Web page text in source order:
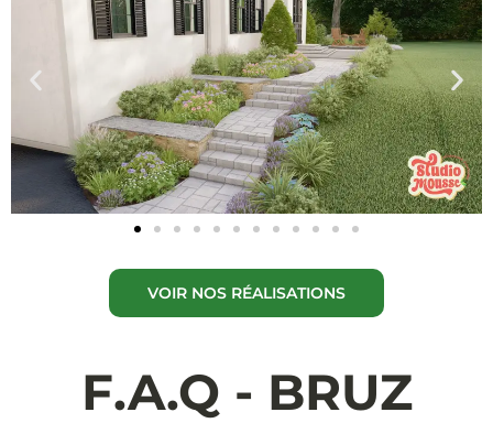
VOIR NOS RÉALISATIONS
F.A.Q - BRUZ